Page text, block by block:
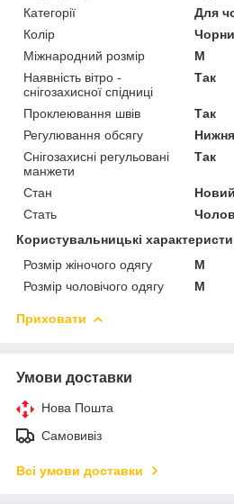
Категорії
Для
Колір
Міжнародний розмір
M
Наявність вітро -
снігозахисної спідниці
Так
Проклеювання швів
Так
Регулювання обсягу
Снігозахисні регульовані
манжети
Так
Стан
Новий
Стать
Користувальницькі
Розмір жіночого одягу
M
Розмір чоловічого одягу
M
Приховати
Умови доставки
Нова Пошта
Самовивіз
Всі умови доставки